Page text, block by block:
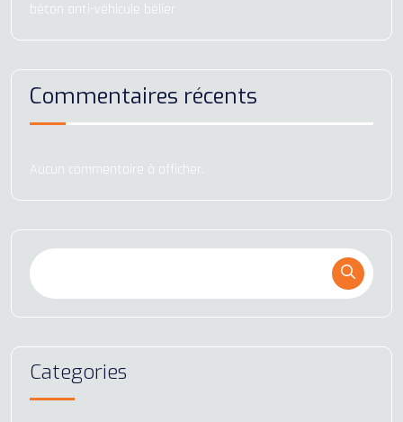
béton anti-véhicule bélier
Commentaires récents
Aucun commentaire à afficher.
Categories